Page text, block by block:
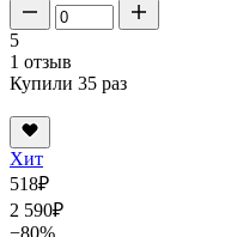
5
1 отзыв
Купили 35 раз
Хит
518₽
2 590₽